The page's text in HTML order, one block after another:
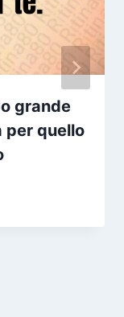
grande
per quello